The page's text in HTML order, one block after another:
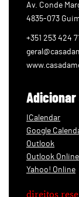
Av. Conde
4835-073
+351 253 424
Adicionar
ICalendar
Google
Outlook
Outlook Online
Yahoo! Online
direitos